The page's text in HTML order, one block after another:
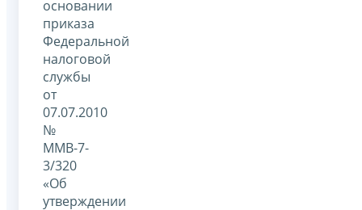
основании
приказа
Федеральной
налоговой
службы
от
07.07.2010
№
ММВ-7-
3/320
«Об
утверждении